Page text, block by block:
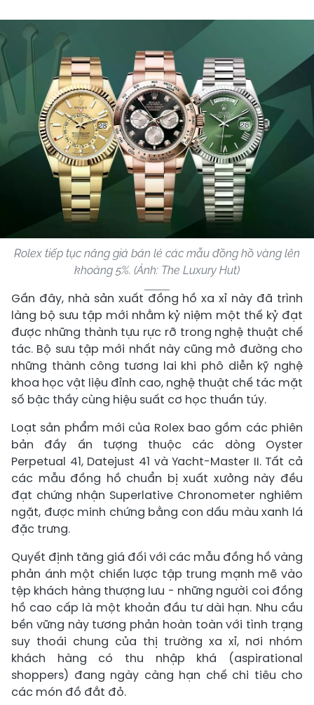
Rolex tiếp tục nâng giá bán lẻ các mẫu đồng hồ vàng lên
khoảng 5%. (Ảnh: The Luxury Hut)
Gần đây, nhà sản xuất đồng hồ xa xỉ này đã trình
làng bộ sưu tập mới nhằm kỷ niệm một thế kỷ đạt
được những thành tựu rực rỡ trong nghệ thuật chế
tác. Bộ sưu tập mới nhất này cũng mở đường cho
những thành công tương lai khi phô diễn kỹ nghệ
khoa học vật liệu đỉnh cao, nghệ thuật chế tác mặt
số bậc thầy cùng hiệu suất cơ học thuần túy.
Loạt sản phẩm mới của Rolex bao gồm các phiên
bản đầy ấn tượng thuộc các dòng Oyster
Perpetual 41, Datejust 41 và Yacht-Master II. Tất cả
các mẫu đồng hồ chuẩn bị xuất xưởng này đều
đạt chứng nhận Superlative Chronometer nghiêm
ngặt, được minh chứng bằng con dấu màu xanh lá
đặc trưng.
Quyết định tăng giá đối với các mẫu đồng hồ vàng
phản ánh một chiến lược tập trung mạnh mẽ vào
tệp khách hàng thượng lưu - những người coi đồng
hồ cao cấp là một khoản đầu tư dài hạn. Nhu cầu
bền vững này tương phản hoàn toàn với tình trạng
suy thoái chung của thị trường xa xỉ, nơi nhóm
khách hàng có thu nhập khá (aspirational
shoppers) đang ngày càng hạn chế chi tiêu cho
các món đồ đắt đỏ.